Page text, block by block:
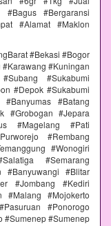
#Bagus #Bergaransi
#Alamat #Maklon
#Bekasi #Bogor
#Kuningan
#Sukabumi
#Depok #Sukabumi
#Banyumas #Batang
#Grobogan #Jepara
#Magelang #Pati
#Rembang
#Wonogiri
#Semarang
#Banyuwangi #Blitar
#Jombang #Kediri
#Malang #Mojokerto
#Ponorogo
#Sumenep #Sumenep